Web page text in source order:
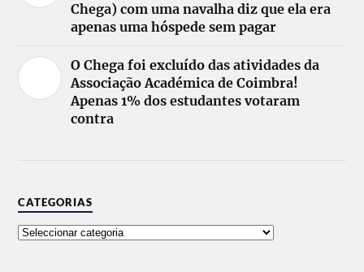
Chega) com uma navalha diz que ela era
apenas uma hóspede sem pagar
O Chega foi excluído das atividades da
Associação Académica de Coimbra!
Apenas 1% dos estudantes votaram
contra
CATEGORIAS